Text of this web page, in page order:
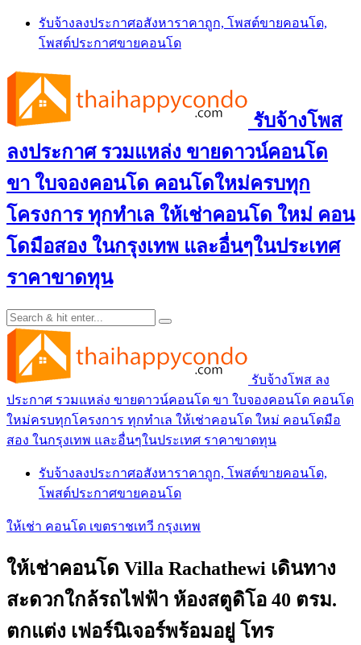
Skip
content
รับจ้างลงประกาศอสังหาราคาถูก, โพสต์ขายคอนโด,
โพสต์ประกาศขายคอนโด
รับจ้างโพส
ลงประกาศ รวมแหล่ง ขายดาวน์คอนโด
ขา ใบจองคอนโด คอนโดใหม่ครบทุก
โครงการ ทุกทำเล ให้เช่าคอนโด ใหม่ คอน
โดมือสอง ในกรุงเทพ และอื่นๆในประเทศ
ราคาขาดทุน
รับจ้างโพส ลง
ประกาศ รวมแหล่ง ขายดาวน์คอนโด ขา ใบจองคอนโด คอนโด
ใหม่ครบทุกโครงการ ทุกทำเล ให้เช่าคอนโด ใหม่ คอนโดมือ
สอง ในกรุงเทพ และอื่นๆในประเทศ ราคาขาดทุน
รับจ้างลงประกาศอสังหาราคาถูก, โพสต์ขายคอนโด,
โพสต์ประกาศขายคอนโด
ให้เช่า คอนโด เขตราชเทวี กรุงเทพ
ให้เช่าคอนโด Villa Rachathewi เดินทาง
สะดวกใกล้รถไฟฟ้า ห้องสตูดิโอ 40 ตรม.
ตกแต่ง เฟอร์นิเจอร์พร้อมอยู่ โทร